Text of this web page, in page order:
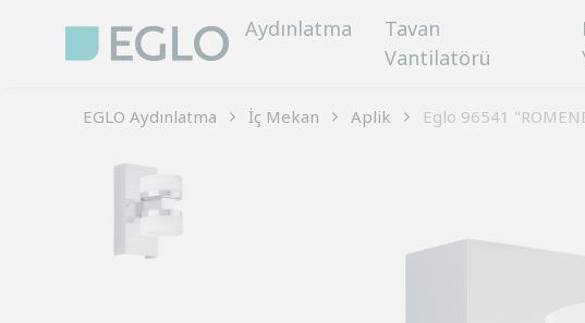
Aydınlatma
Tavan
Vantilatörü
EGLO Aydınlatma İç Mekan Aplik Eglo 96541